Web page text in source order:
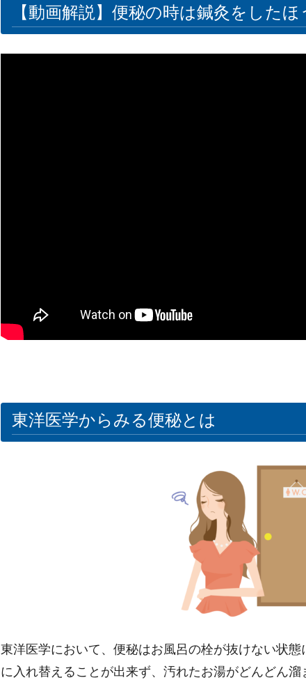
【動画解説】便秘の時は鍼灸をしたほ
東洋医学からみる便秘とは
東洋医学において、便秘はお風呂の栓が抜けない状
に入れ替えることが出来ず、汚れたお湯がどんどん